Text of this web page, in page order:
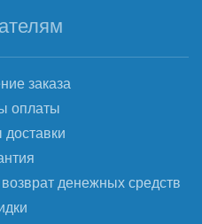
заказа
оплаты
денежных средств